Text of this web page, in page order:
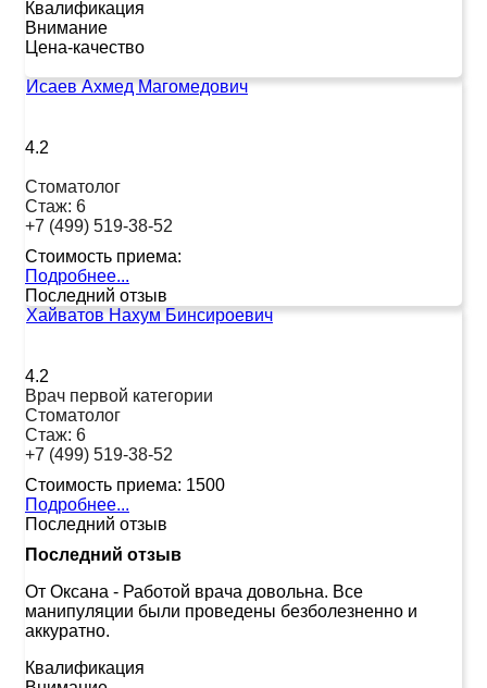
Квалификация
Внимание
Цена-качество
Исаев Ахмед Магомедович
4.2
Стоматолог
Стаж: 6
+7 (499) 519-38-52
Стоимость приема:
Подробнее...
Последний отзыв
Хайватов Нахум Бинсироевич
4.2
Врач первой категории
Стоматолог
Стаж: 6
+7 (499) 519-38-52
Стоимость приема: 1500
Подробнее...
Последний отзыв
Последний отзыв
От Оксана - Работой врача довольна. Все
манипуляции были проведены безболезненно и
аккуратно.
Квалификация